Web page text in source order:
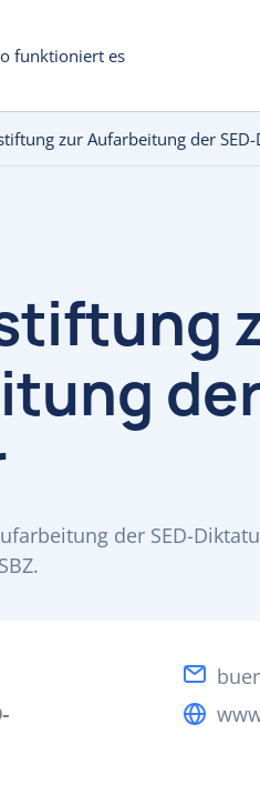
funktioniert es
zur Aufarbeitung der
der SED-